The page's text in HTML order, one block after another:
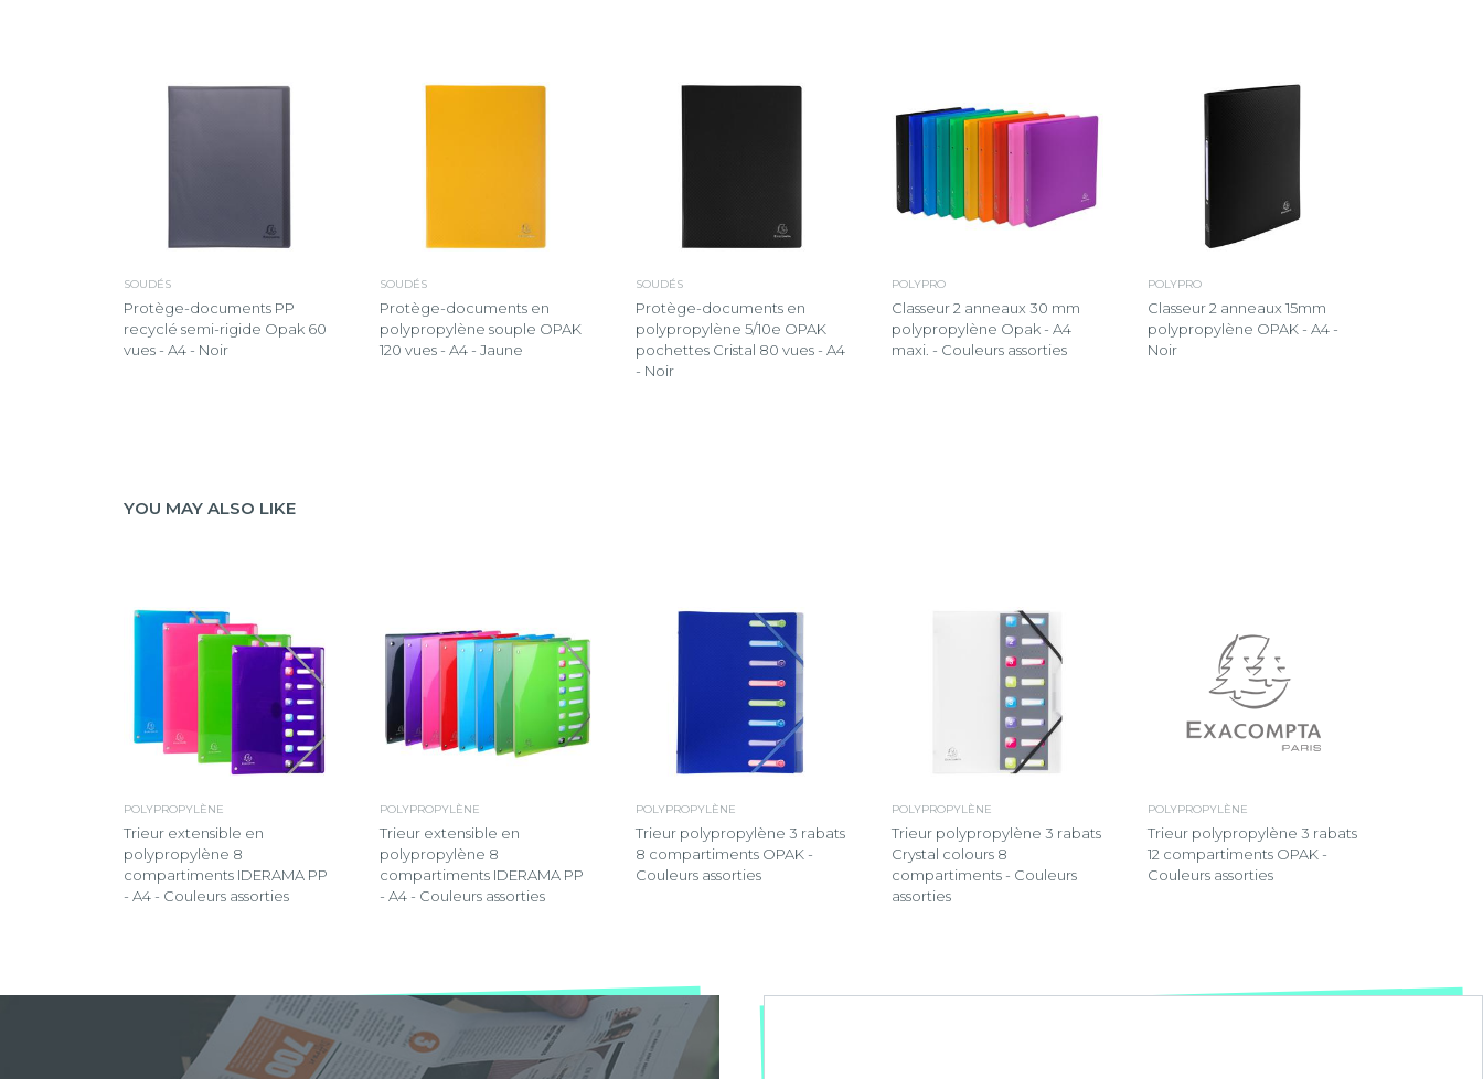
SOUDÉS
Protège-documents PP
recyclé semi-rigide Opak 60
vues - A4 - Noir
SOUDÉS
Protège-documents en
polypropylène souple OPAK
120 vues - A4 - Jaune
SOUDÉS
Protège-documents en
polypropylène 5/10e OPAK
pochettes Cristal 80 vues - A4
- Noir
POLYPRO
Classeur 2 anneaux 30 mm
polypropylène Opak - A4
maxi. - Couleurs assorties
POLYPRO
Classeur 2 anneaux 15mm
polypropylène OPAK - A4 -
Noir
YOU MAY ALSO LIKE
POLYPROPYLÈNE
Trieur extensible en
polypropylène 8
compartiments IDERAMA PP
- A4 - Couleurs assorties
POLYPROPYLÈNE
Trieur extensible en
polypropylène 8
compartiments IDERAMA PP
- A4 - Couleurs assorties
POLYPROPYLÈNE
Trieur polypropylène 3 rabats
8 compartiments OPAK -
Couleurs assorties
POLYPROPYLÈNE
Trieur polypropylène 3 rabats
Crystal colours 8
compartiments - Couleurs
assorties
POLYPROPYLÈNE
Trieur polypropylène 3 rabats
12 compartiments OPAK -
Couleurs assorties